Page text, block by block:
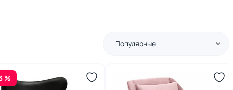
Популярные
%